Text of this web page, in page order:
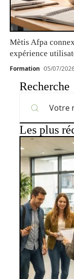
Mètis Afpa
expérience
Formation 05/07/
Recherche
Les plus